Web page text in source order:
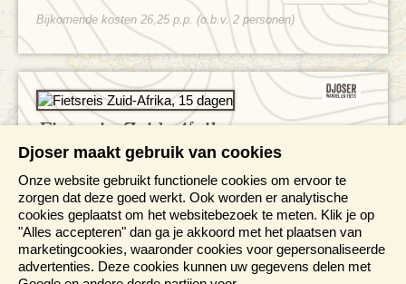
Bijkomende kosten 26,25 p.p. (o.b.v. 2 personen)
Fietsreis Zuid-Afrika
15 dagen
Fietsen door het hart van de Kaapse wijnlanden
Bezoek Franschhoek en Stellenbosch
Fietsroutes over uitdagende passen met
adembenemende uitzichten
Ontdek Kaapstad en het mooie Tuinroute-district op
de fiets
Djoser maakt gebruik van cookies
Onze website gebruikt functionele cookies om ervoor te
zorgen dat deze goed werkt. Ook worden er analytische
cookies geplaatst om het websitebezoek te meten. Klik je op
"Alles accepteren" dan ga je akkoord met het plaatsen van
marketingcookies, waaronder cookies voor gepersonaliseerde
advertenties. Deze cookies kunnen uw gegevens delen met